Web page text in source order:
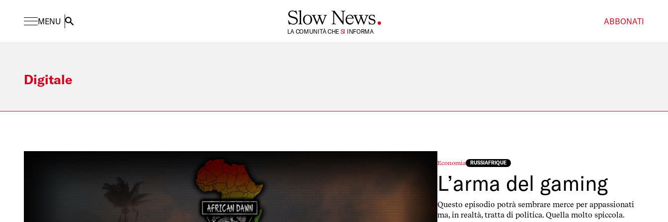
MENU Search
LA COMUNITÀ CHE
TI
SI INFORMA
ABBONATI
Digitale
Economia RUSSIAFRIQUE
L’arma del gaming
Questo episodio potrà sembrare merce per appassionati
ma, in realtà, tratta di politica. Quella molto spiccola.